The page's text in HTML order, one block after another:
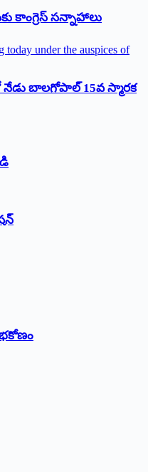
కాంగ్రెస్‌ ‌సన్నాహాలు
బాలగోపాల్‌ 15వ స్మారక